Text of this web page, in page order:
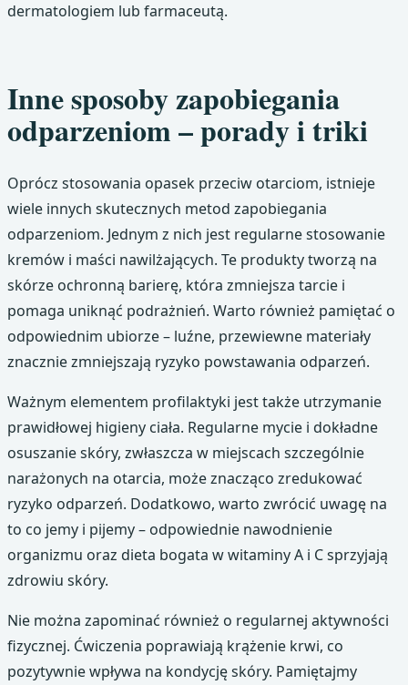
dermatologiem lub farmaceutą.
Inne sposoby zapobiegania
odparzeniom – porady i triki
Oprócz stosowania opasek przeciw otarciom, istnieje
wiele innych skutecznych metod zapobiegania
odparzeniom. Jednym z nich jest regularne stosowanie
kremów i maści nawilżających. Te produkty tworzą na
skórze ochronną barierę, która zmniejsza tarcie i
pomaga uniknąć podrażnień. Warto również pamiętać o
odpowiednim ubiorze – luźne, przewiewne materiały
znacznie zmniejszają ryzyko powstawania odparzeń.
Ważnym elementem profilaktyki jest także utrzymanie
prawidłowej higieny ciała. Regularne mycie i dokładne
osuszanie skóry, zwłaszcza w miejscach szczególnie
narażonych na otarcia, może znacząco zredukować
ryzyko odparzeń. Dodatkowo, warto zwrócić uwagę na
to co jemy i pijemy – odpowiednie nawodnienie
organizmu oraz dieta bogata w witaminy A i C sprzyjają
zdrowiu skóry.
Nie można zapominać również o regularnej aktywności
fizycznej. Ćwiczenia poprawiają krążenie krwi, co
pozytywnie wpływa na kondycję skóry. Pamiętajmy